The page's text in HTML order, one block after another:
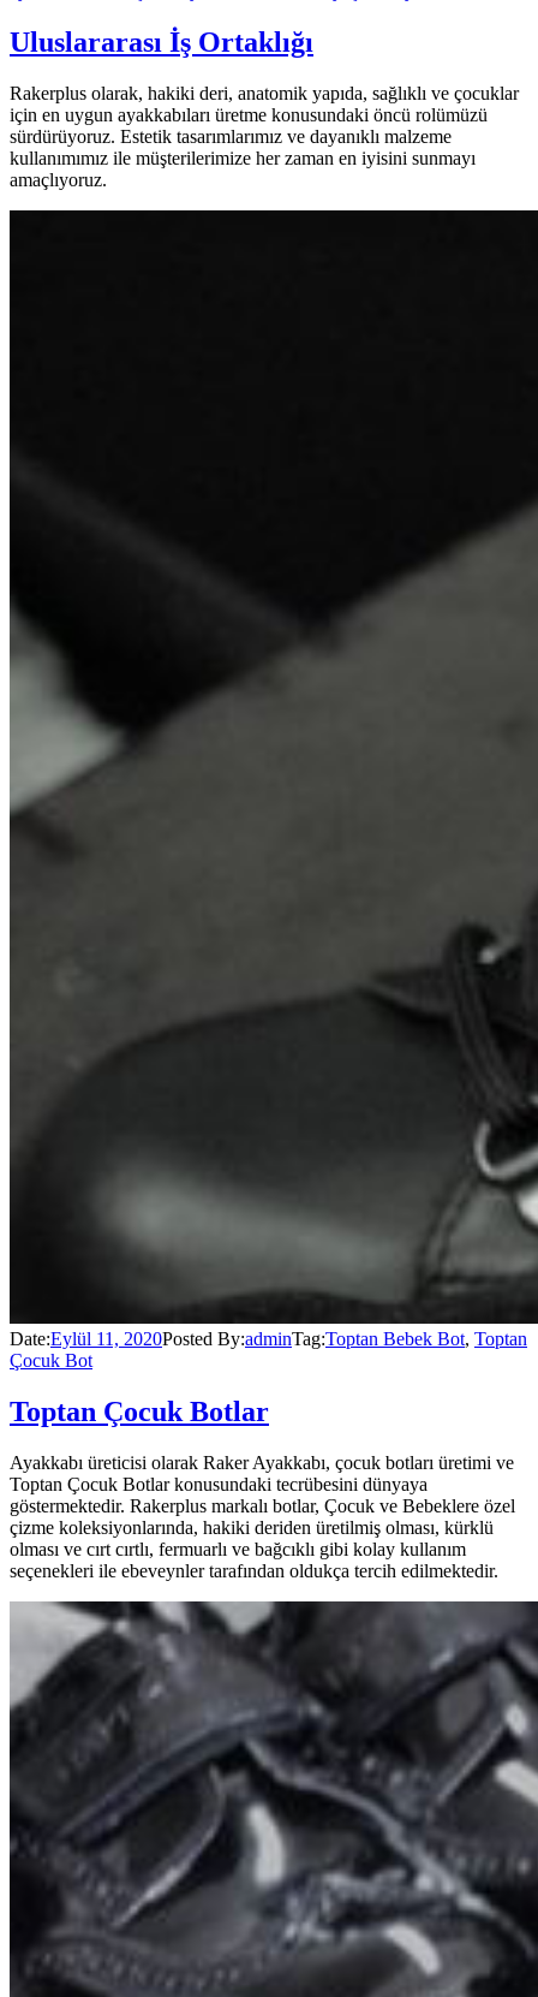
Uluslararası İş Ortaklığı
Rakerplus olarak, hakiki deri, anatomik yapıda, sağlıklı ve çocuklar
için en uygun ayakkabıları üretme konusundaki öncü rolümüzü
sürdürüyoruz. Estetik tasarımlarımız ve dayanıklı malzeme
kullanımımız ile müşterilerimize her zaman en iyisini sunmayı
amaçlıyoruz.
Date:Eylül 11, 2020Posted By:adminTag:Toptan Bebek Bot, Toptan
Çocuk Bot
Toptan Çocuk Botlar
Ayakkabı üreticisi olarak Raker Ayakkabı, çocuk botları üretimi ve
Toptan Çocuk Botlar konusundaki tecrübesini dünyaya
göstermektedir. Rakerplus markalı botlar, Çocuk ve Bebeklere özel
çizme koleksiyonlarında, hakiki deriden üretilmiş olması, kürklü
olması ve cırt cırtlı, fermuarlı ve bağcıklı gibi kolay kullanım
seçenekleri ile ebeveynler tarafından oldukça tercih edilmektedir.